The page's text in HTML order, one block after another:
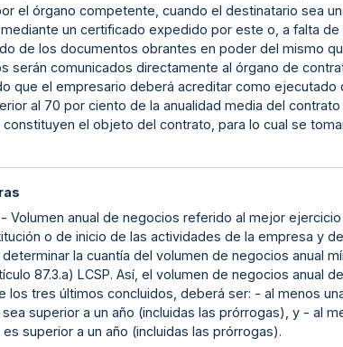
el órgano competente, cuando el destinatario sea
un certificado expedido por este o, a falta
de los documentos obrantes en poder del mismo
serán comunicados directamente al órgano de
que el empresario deberá acreditar como
al 70 por ciento de la anualidad media del
constituyen el objeto del contrato, para lo cual se
Volumen anual de negocios referido al mejor
o de inicio de las actividades de la empresa y
determinar la cuantía del volumen de negocios anual
87.3.a) LCSP. Así, el volumen de negocios anual
los tres últimos concluidos, deberá ser: - al menos
superior a un año (incluidas las prórrogas), y - al
superior a un año (incluidas las prórrogas).